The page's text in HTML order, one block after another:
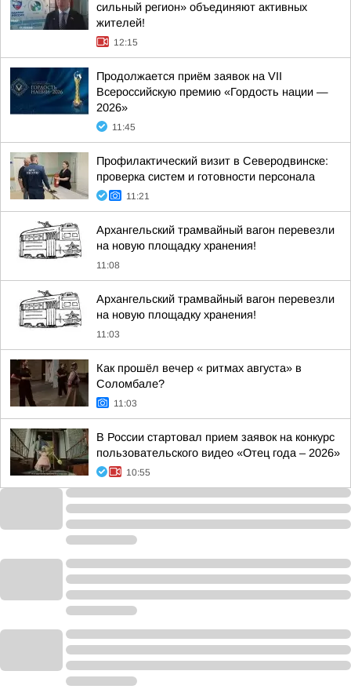
сильный регион» объединяют активных
жителей!
12:15
Продолжается приём заявок на VII
Всероссийскую премию «Гордость нации —
2026»
11:45
Профилактический визит в Северодвинске:
проверка систем и готовности персонала
11:21
Архангельский трамвайный вагон перевезли
на новую площадку хранения!
11:08
Архангельский трамвайный вагон перевезли
на новую площадку хранения!
11:03
Как прошёл вечер « ритмах августа» в
Соломбале?
11:03
В России стартовал прием заявок на конкурс
пользовательского видео «Отец года – 2026»
10:55